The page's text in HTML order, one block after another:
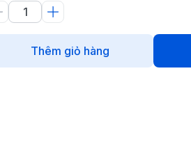
Thêm giỏ hàng